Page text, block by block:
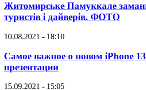
Житомирське Памуккале
туристів і дайверів. ФОТО
10.08.2021 - 18:10
Самое важное о новом iPhone
презентации
15.09.2021 - 15:05